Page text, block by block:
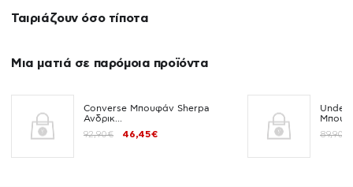
Ταιριάζουν όσο τίποτα
Μια ματιά σε παρόμοια προϊόντα
Converse Μπουφάν Sherpa
Ανδρικ...
92,90€
46,45€
Under
89,90€